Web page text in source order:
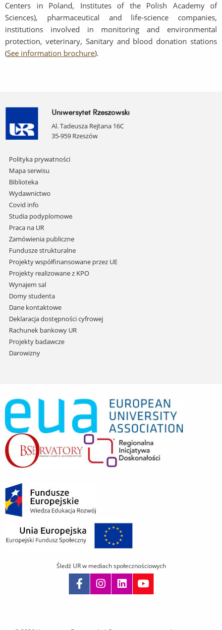
Centers in Poland, Institutes of the Polish Academy of
Sciences), pharmaceutical and life-science companies,
institutions involved in monitoring and environmental
protection, veterinary, Sanitary and blood donation stations
(See information brochure).
Uniwersytet Rzeszowski
Al. Tadeusza Rejtana 16C
35-959 Rzeszów
Pomiń
nawigację
i
przejdź
do
treści
Polityka prywatności
Mapa serwisu
Biblioteka
Wydawnictwo
Covid info
Studia podyplomowe
Praca na UR
Zamówienia publiczne
Fundusze strukturalne
Projekty współfinansowane przez UE
Projekty realizowane z KPO
Wynajem sal
Domy studenta
Dane kontaktowe
Deklaracja dostępności cyfrowej
Rachunek bankowy UR
Projekty badawcze
Darowizny
Śledź UR w mediach społecznościowych